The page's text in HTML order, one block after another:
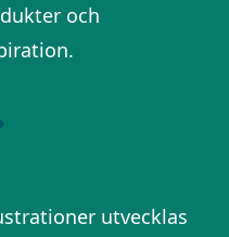
och
utvecklas